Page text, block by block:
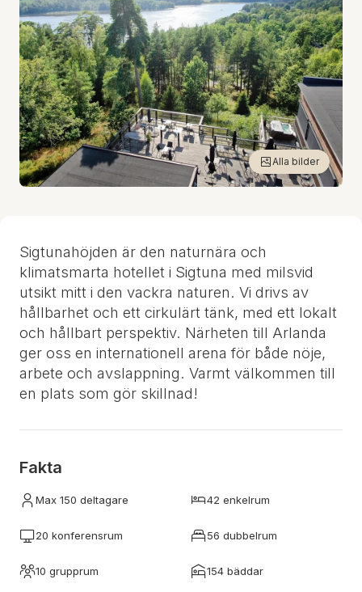
Alla bilder
Sigtunahöjden är den naturnära och
klimatsmarta hotellet i Sigtuna med milsvid
utsikt mitt i den vackra naturen. Vi drivs av
hållbarhet och ett cirkulärt tänk, med ett lokalt
och hållbart perspektiv. Närheten till Arlanda
ger oss en internationell arena för både nöje,
arbete och avslappning. Varmt välkommen till
en plats som gör skillnad!
Fakta
Max 150 deltagare 42 enkelrum
20 konferensrum 56 dubbelrum
10 grupprum 154 bäddar